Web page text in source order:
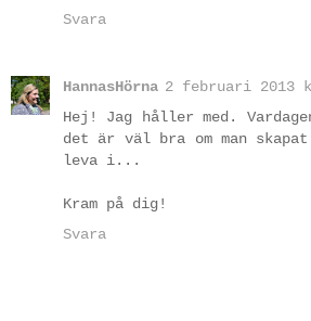
Svara
HannasHörna 2 februari 2013
Hej! Jag håller med.
det är väl bra om man
leva i...
Kram på dig!
Svara